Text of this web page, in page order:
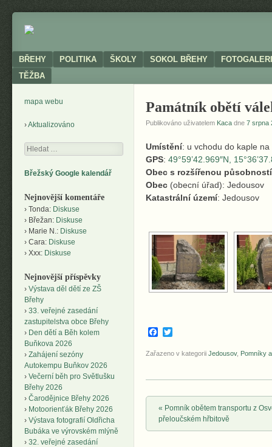
BŘEHY
Neoficiální
obce
Menu
SKIP TO CONTENT
BŘEHY POLITIKA ŠKOLY SOKOL BŘEHY
TĚŽBA
Památník obětí
Publikováno uživatelem Kaca dne 7 srpna
Umístění: u vchodu do kaple na
GPS: 49°59’42.969″N,
Obec s rozšířenou působností
Obec (obecní úřad): Jedousov
Katastrální území: Jedousov
Facebook
Zařazeno v kategorii Jedousov, Pomníky
Post navigation
« Pomník obětem transportu z
přeloučském hřbitově
mapa webu
Aktualizováno
Hledání
Břežský Google kalendář
Nejnovější komentáře
Tonda: Diskuse
Břežan: Diskuse
Marie N.: Diskuse
Cara: Diskuse
Xxx: Diskuse
Nejnovější příspěvky
Výstava děl dětí ze ZŠ
Břehy
33. veřejné zasedání
zastupitelstva obce Břehy
Den dětí a Běh kolem
Buňkova 2026
Zahájení sezóny
Autokempu Buňkov 2026
Večerní běh pro Světlušku
Břehy 2026
Čarodějnice Břehy 2026
Motoorienťák Břehy 2026
Výstava fotografií Oldřicha
Bubáka ve výrovském mlýně
32. veřejné zasedání